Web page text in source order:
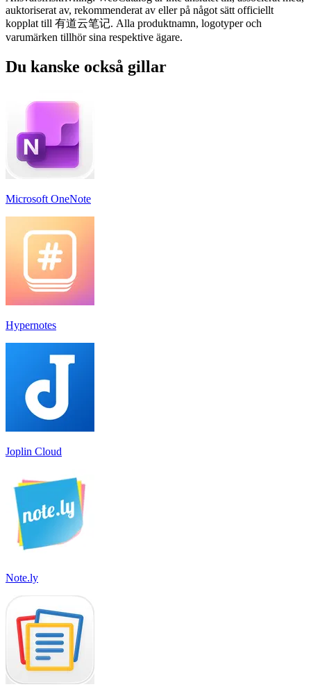
auktoriserat av, rekommenderat av eller på något sätt officiellt
kopplat till 有道云笔记. Alla produktnamn, logotyper och
varumärken tillhör sina respektive ägare.
Du kanske också gillar
Microsoft OneNote
Hypernotes
Joplin Cloud
Note.ly